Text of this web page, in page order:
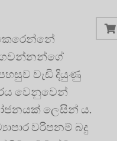
වැඩි දියුණු
වෙනුවෙන්
ලෙසින් ය.
වරිපනම් බදු